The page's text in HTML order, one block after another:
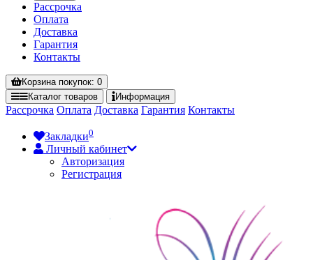
Рассрочка
Оплата
Доставка
Гарантия
Контакты
Корзинапокупок: 0
Каталог товаров Информация
Рассрочка Оплата Доставка Гарантия Контакты
Закладки0
Личный кабинет
Авторизация
Регистрация